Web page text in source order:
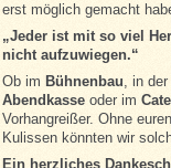
erst möglich gemacht
„Jeder ist mit so viel
nicht aufzuwiegen.“
Ob im Bühnenbau, in der
Abendkasse oder im
Vorhangreißer. Ohne
Kulissen könnten wir
Ein herzliches